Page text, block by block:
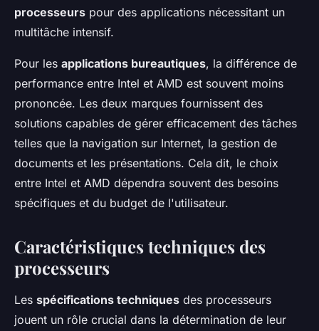
processeurs pour des applications nécessitant un
multitâche intensif.
Pour les applications bureautiques, la différence de
performance entre Intel et AMD est souvent moins
prononcée. Les deux marques fournissent des
solutions capables de gérer efficacement des tâches
telles que la navigation sur Internet, la gestion de
documents et les présentations. Cela dit, le choix
entre Intel et AMD dépendra souvent des besoins
spécifiques et du budget de l'utilisateur.
Caractéristiques techniques des
processeurs
Les spécifications techniques des processeurs
jouent un rôle crucial dans la détermination de leur